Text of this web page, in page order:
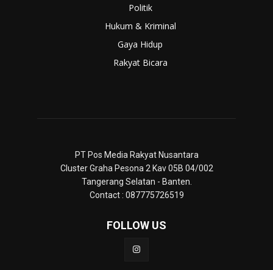
Politik
Hukum & Kriminal
Gaya Hidup
Rakyat Bicara
PT Pos Media Rakyat Nusantara
Cluster Graha Pesona 2 Kav 05B 04/002
Tangerang Selatan - Banten.
Contact : 087775726519
FOLLOW US